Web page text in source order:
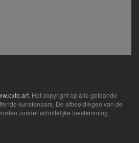
. Het copyright op alle getoonde
kunstenaars. De afbeeldingen van de
zonder schriftelijke toestemming.